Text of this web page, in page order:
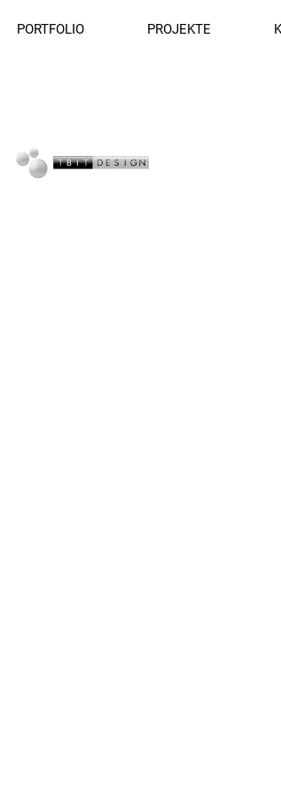
PORTFOLIO PROJEKTE